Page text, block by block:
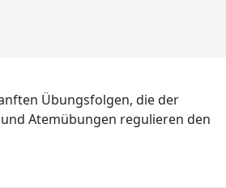
Übungsfolgen, die der
Atemübungen regulieren den